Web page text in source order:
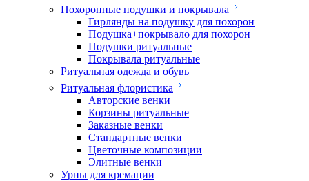
Похоронные подушки и покрывала
Гирлянды на подушку для похорон
Подушка+покрывало для похорон
Подушки ритуальные
Покрывала ритуальные
Ритуальная одежда и обувь
Ритуальная флористика
Авторские венки
Корзины ритуальные
Заказные венки
Стандартные венки
Цветочные композиции
Элитные венки
Урны для кремации